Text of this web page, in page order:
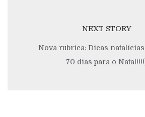
NEXT STORY
Nova rubrica: Dicas
70 dias para o